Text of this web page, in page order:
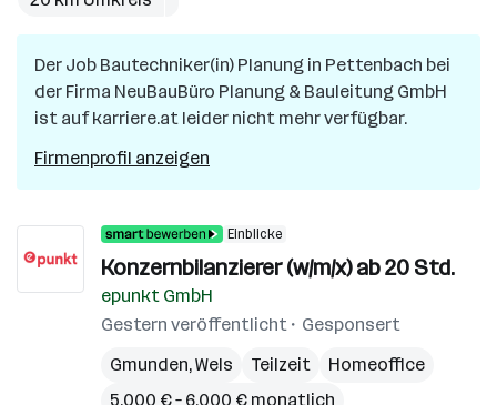
Der Job Bautechniker(in) Planung in Pettenbach bei
der Firma NeuBauBüro Planung & Bauleitung GmbH
ist auf karriere.at leider nicht mehr verfügbar.
Firmenprofil anzeigen
Einblicke
Konzernbilanzierer (w/m/x) ab 20 Std.
epunkt GmbH
Gestern veröffentlicht
Gesponsert
Gmunden,Wels Teilzeit
Homeoffice
5.000 € – 6.000 € monatlich